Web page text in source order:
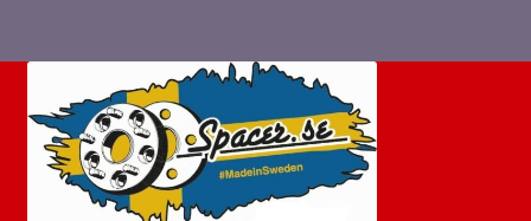
navigering
innehåll